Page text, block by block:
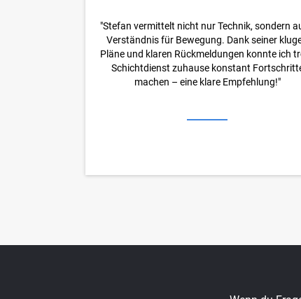
"Stefan vermittelt nicht nur Technik, sondern
Verständnis für Bewegung. Dank seiner
Pläne und klaren Rückmeldungen konnte ich
Schichtdienst zuhause konstant
machen – eine klare Empfehlung!"